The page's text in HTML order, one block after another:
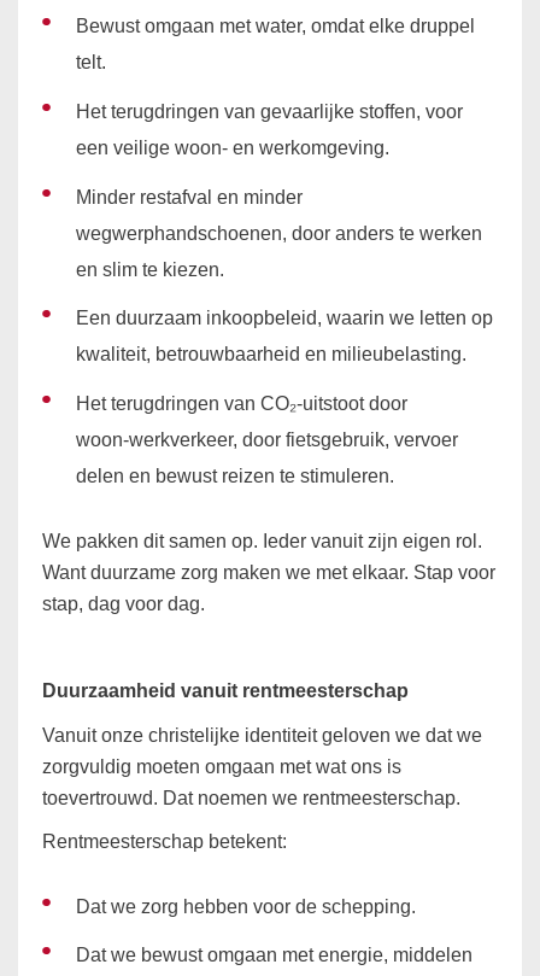
Bewust omgaan met water, omdat elke druppel
telt.
Het terugdringen van gevaarlijke stoffen, voor
een veilige woon- en werkomgeving.
Minder restafval en minder
wegwerphandschoenen, door anders te werken
en slim te kiezen.
Een duurzaam inkoopbeleid, waarin we letten op
kwaliteit, betrouwbaarheid en milieubelasting.
Het terugdringen van CO₂-uitstoot door
woon‑werkverkeer, door fietsgebruik, vervoer
delen en bewust reizen te stimuleren.
We pakken dit samen op. Ieder vanuit zijn eigen rol.
Want duurzame zorg maken we met elkaar. Stap voor
stap, dag voor dag.
Duurzaamheid vanuit rentmeesterschap
Vanuit onze christelijke identiteit geloven we dat we
zorgvuldig moeten omgaan met wat ons is
toevertrouwd. Dat noemen we rentmeesterschap.
Rentmeesterschap betekent:
Dat we zorg hebben voor de schepping.
Dat we bewust omgaan met energie, middelen